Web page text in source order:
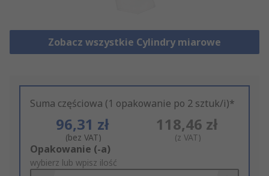
Zobacz wszystkie Cylindry miarowe
Suma częściowa (1 opakowanie po 2 sztuk/i)*
96,31 zł
(bez VAT)
118,46 zł
(z VAT)
Add
to
Opakowanie (-a)
wybierz lub wpisz ilość